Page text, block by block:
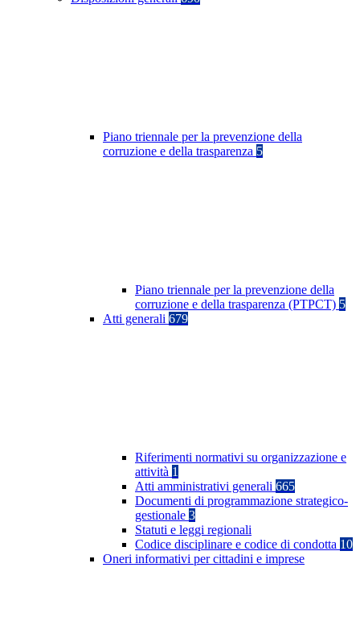
Piano triennale per la prevenzione della
corruzione e della trasparenza 5
Piano triennale per la prevenzione della
corruzione e della trasparenza (PTPCT) 5
Atti generali 679
Riferimenti normativi su organizzazione e
attività 1
Atti amministrativi generali 665
Documenti di programmazione strategico-
gestionale 3
Statuti e leggi regionali
Codice disciplinare e codice di condotta 10
Oneri informativi per cittadini e imprese